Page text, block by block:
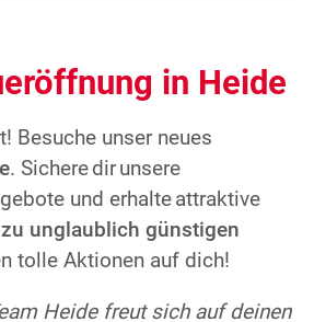
in Heide
Besuche unser neues
. Sichere dir unsere
und erhalte attraktive
unglaublich günstigen
tolle Aktionen auf dich!
Heidefreut sich auf deinen